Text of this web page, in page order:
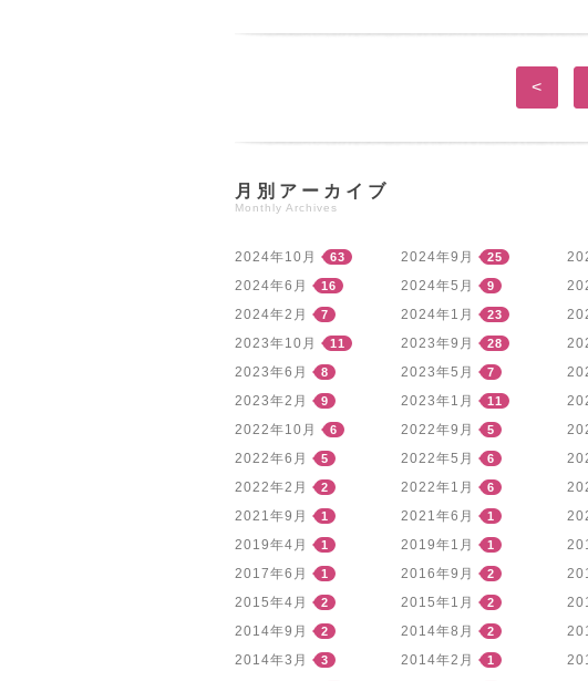
<
月別アーカイブ
Monthly Archives
2024年10月 63 2024年9月 25
2024年6月 16 2024年5月 9
2024年2月 7 2024年1月 23
2023年10月 11 2023年9月 28
2023年6月 8 2023年5月 7
2023年2月 9 2023年1月 11
2022年10月 6 2022年9月 5
2022年6月 5 2022年5月 6
2022年2月 2 2022年1月 6
2021年9月 1 2021年6月 1
2019年4月 1 2019年1月 1
2017年6月 1 2016年9月 2
2015年4月 2 2015年1月 2
2014年9月 2 2014年8月 2
2014年3月 3 2014年2月 1